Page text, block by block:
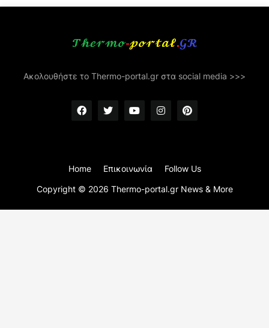
Ακολουθήστε το Thermo-portal.gr στα social media >>>
Copyright © 2026 Thermo-portal.gr News & More
Home Επικοινωνία Follow Us